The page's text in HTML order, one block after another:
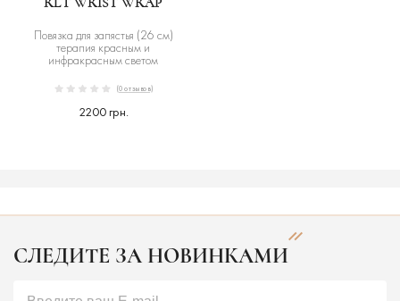
Повязка для запястья (26 см)
терапия красным и
инфракрасным светом
(0 отзывов)
2200 грн.
СЛЕДИТЕ ЗА НОВИНКАМИ